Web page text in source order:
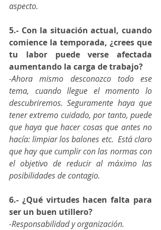
aspecto.
5.- Con la situación actual, cuando
comience la temporada, ¿crees que
tu labor puede verse afectada
aumentando la carga de trabajo?
-Ahora mismo desconozco todo ese
tema, cuando llegue el momento lo
descubriremos. Seguramente haya que
tener extremo cuidado, por tanto, puede
que haya que hacer cosas que antes no
hacía: limpiar los balones etc.  Está claro
que hay que cumplir con las normas con
el objetivo de reducir al máximo las
posibilidades de contagio.
6.- ¿Qué virtudes hacen falta para
ser un buen utillero?
-Responsabilidad y organización.